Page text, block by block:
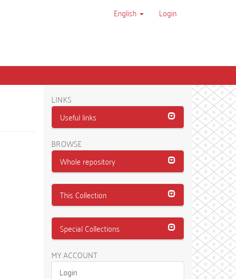
English Login
LINKS
Useful links
BROWSE
Whole repository
This Collection
Special Collections
MY ACCOUNT
Login